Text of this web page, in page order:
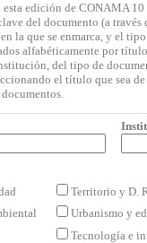
edición de CONAMA
del documento (a
la que se enmarca, y el
alfabéticamente por
del tipo de
el título que sea de
Territorio y D.
Urbanismo y
Tecnología e